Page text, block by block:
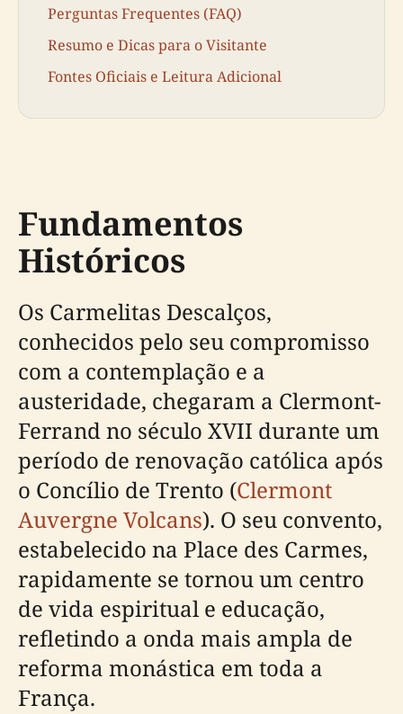
Perguntas Frequentes (FAQ)
Resumo e Dicas para o Visitante
Fontes Oficiais e Leitura Adicional
Fundamentos
Históricos
Os Carmelitas Descalços,
conhecidos pelo seu compromisso
com a contemplação e a
austeridade, chegaram a Clermont-
Ferrand no século XVII durante um
período de renovação católica após
o Concílio de Trento (Clermont
Auvergne Volcans). O seu convento,
estabelecido na Place des Carmes,
rapidamente se tornou um centro
de vida espiritual e educação,
refletindo a onda mais ampla de
reforma monástica em toda a
França.